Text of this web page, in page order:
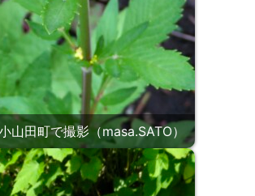
山田町で撮影（masa.SATO）